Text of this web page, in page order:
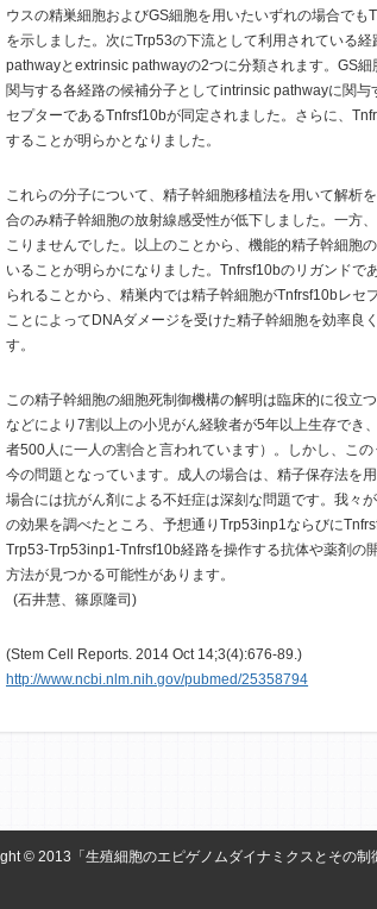
ウスの精巣細胞およびGS細胞を用いたいずれの場合で
を示しました。次にTrp53の下流として利用されている
pathwayとextrinsic pathwayの2つに分類されます。GS
関与する各経路の候補分子としてintrinsic pathwayに関
セプターであるTnfrsf10bが同定されました。さらに、
することが明らかとなりました。
これらの分子について、精子幹細胞移植法を用いて解析
合のみ精子幹細胞の放射線感受性が低下しました。一方
こりませんでした。以上のことから、機能的精子幹細胞
いることが明らかになりました。Tnfrsf10bのリガンド
られることから、精巣内では精子幹細胞がTnfrsf10bレ
ことによってDNAダメージを受けた精子幹細胞を効率良
す。
この精子幹細胞の細胞死制御機構の解明は臨床的に役立
などにより7割以上の小児がん経験者が5年以上生存でき
者500人に一人の割合と言われています）。しかし、こ
今の問題となっています。成人の場合は、精子保存法を
場合には抗がん剤による不妊症は深刻な問題です。我々
の効果を調べたところ、予想通りTrp53inp1ならびに
Trp53-Trp53inp1-Tnfrsf10b経路を操作する抗体や薬剤の
方法が見つかる可能性があります。
(石井慧、篠原隆司)
(Stem Cell Reports. 2014 Oct 14;3(4):676-89.)
http://www.ncbi.nlm.nih.gov/pubmed/25358794
© 2013「生殖細胞のエピゲノムダイナミクスとその制